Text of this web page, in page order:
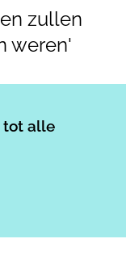
zullen
weren'
tot alle